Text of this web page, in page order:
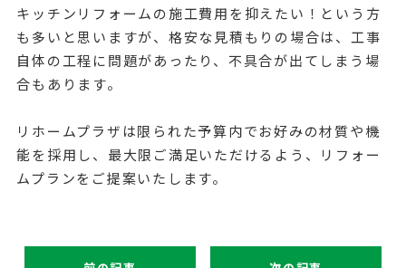
キッチンリフォームの施工費用を抑えたい！という方
も多いと思いますが、格安な見積もりの場合は、工事
自体の工程に問題があったり、不具合が出てしまう場
合もあります。
リホームプラザは限られた予算内でお好みの材質や機
能を採用し、最大限ご満足いただけるよう、リフォー
ムプランをご提案いたします。